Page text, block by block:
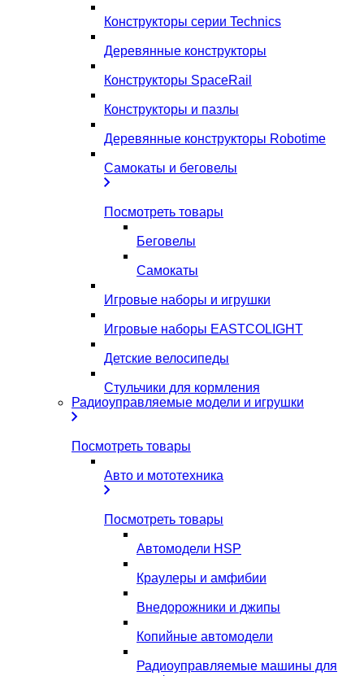
Конструкторы серии Technics
Деревянные конструкторы
Конструкторы SpaceRail
Конструкторы и пазлы
Деревянные конструкторы Robotime
Самокаты и беговелы
Посмотреть товары
Беговелы
Самокаты
Игровые наборы и игрушки
Игровые наборы EASTCOLIGHT
Детские велосипеды
Стульчики для кормления
Радиоуправляемые модели и игрушки
Посмотреть товары
Авто и мототехника
Посмотреть товары
Автомодели HSP
Краулеры и амфибии
Внедорожники и джипы
Копийные автомодели
Радиоуправляемые машины для